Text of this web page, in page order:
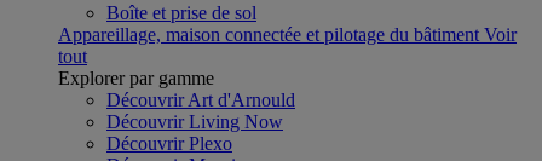
Boîte et prise de sol
Appareillage, maison connectée et pilotage du bâtiment Voir
tout
Explorer par gamme
Découvrir Art d'Arnould
Découvrir Living Now
Découvrir Plexo